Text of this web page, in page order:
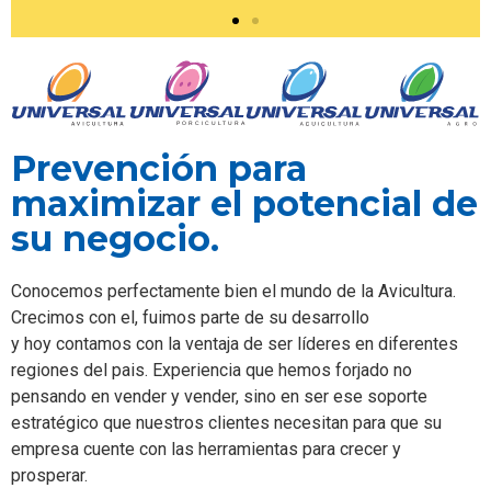
Prevención para
maximizar el potencial de
su negocio.
Conocemos perfectamente bien el mundo de la Avicultura.
Crecimos con el, fuimos parte de su desarrollo
y hoy contamos con la ventaja de ser líderes en diferentes
regiones del pais. Experiencia que hemos forjado no
pensando en vender y vender, sino en ser ese soporte
estratégico que nuestros clientes necesitan para que su
empresa cuente con las herramientas para crecer y
prosperar.